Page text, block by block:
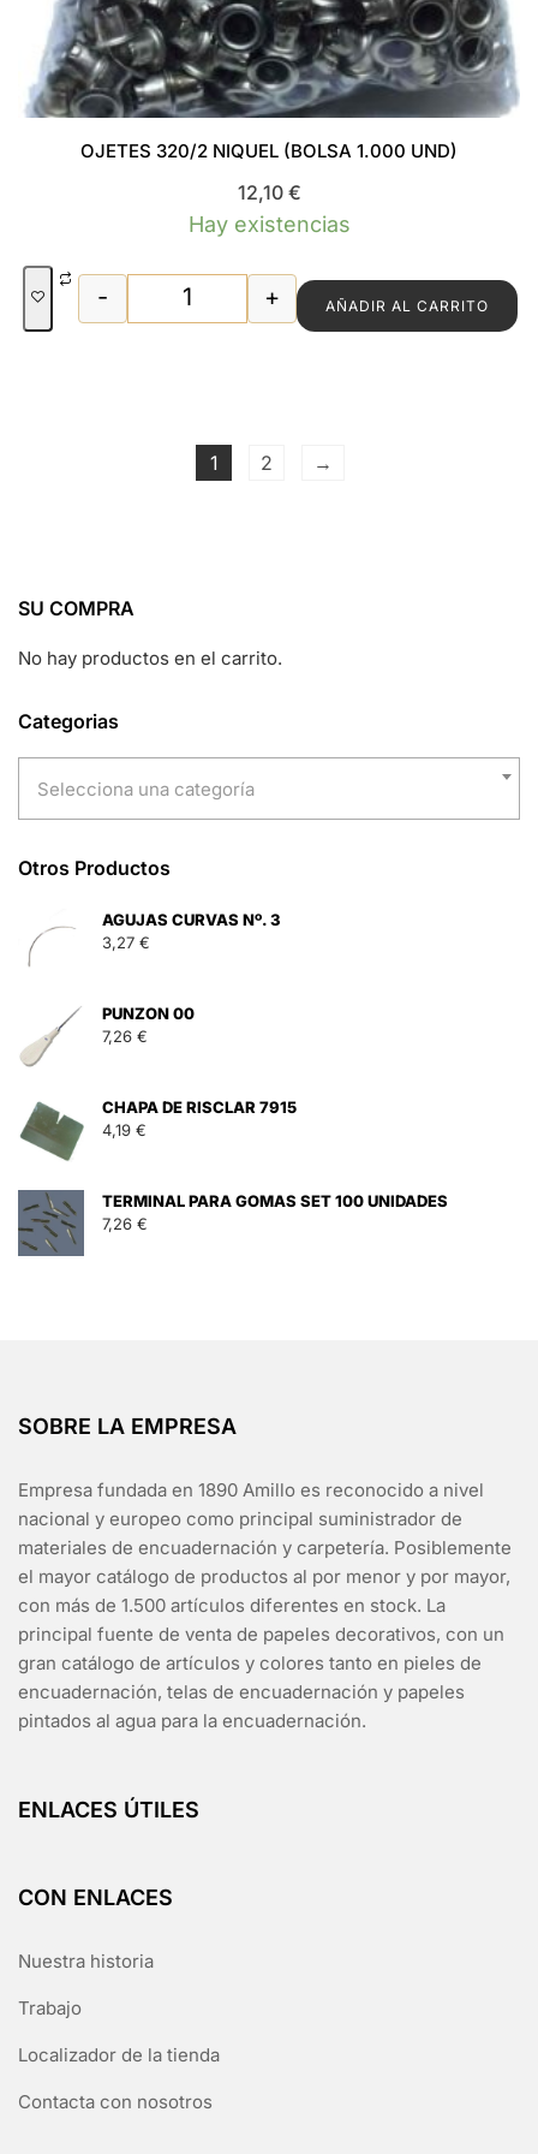
OJETES 320/2 NIQUEL (BOLSA 1.000 UND)
12,10 €
Hay existencias
OJETES 320/2 NIQUEL (BOLSA 1.000
- + AÑADIR AL CARRITO
1 2 →
SU COMPRA
No hay productos en el carrito.
Categorias
Selecciona una categoría
Otros Productos
AGUJAS CURVAS Nº. 3
3,27 €
PUNZON 00
7,26 €
CHAPA DE RISCLAR 7915
4,19 €
TERMINAL PARA GOMAS SET 100 UNIDADES
7,26 €
SOBRE LA EMPRESA
Empresa fundada en 1890 Amillo es reconocido a nivel
nacional y europeo como principal suministrador de
materiales de encuadernación y carpetería. Posiblemente
el mayor catálogo de productos al por menor y por mayor,
con más de 1.500 artículos diferentes en stock. La
principal fuente de venta de papeles decorativos, con un
gran catálogo de artículos y colores tanto en pieles de
encuadernación, telas de encuadernación y papeles
pintados al agua para la encuadernación.
ENLACES ÚTILES
CON ENLACES
Nuestra historia
Trabajo
Localizador de la tienda
Contacta con nosotros